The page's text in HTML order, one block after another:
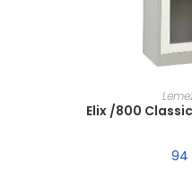
MÉRET
Elix /800
94